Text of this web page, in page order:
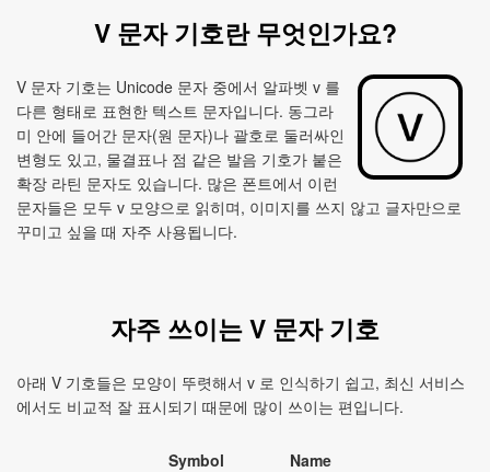
V 문자 기호란 무엇인가요?
V 문자 기호는 Unicode 문자 중에서 알파벳 v 를
다른 형태로 표현한 텍스트 문자입니다. 동그라
미 안에 들어간 문자(원 문자)나 괄호로 둘러싸인
변형도 있고, 물결표나 점 같은 발음 기호가 붙은
확장 라틴 문자도 있습니다. 많은 폰트에서 이런
문자들은 모두 v 모양으로 읽히며, 이미지를 쓰지 않고 글자만으로
꾸미고 싶을 때 자주 사용됩니다.
자주 쓰이는 V 문자 기호
아래 V 기호들은 모양이 뚜렷해서 v 로 인식하기 쉽고, 최신 서비스
에서도 비교적 잘 표시되기 때문에 많이 쓰이는 편입니다.
Symbol
Name